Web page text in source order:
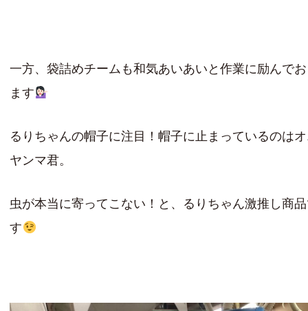
一方、袋詰めチームも和気あいあいと作業に励んで
ます
るりちゃんの帽子に注目！帽子に止まっているのは
ヤンマ君。
虫が本当に寄ってこない！と、るりちゃん激推し商
す